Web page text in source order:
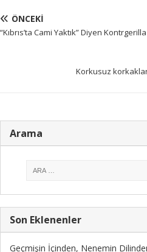
ÖNCEKI
“Kıbrıs’ta Cami Yaktık” Diyen
Korkusuz
Arama
Son Eklenenler
Geçmişin İçinden, Nenemin